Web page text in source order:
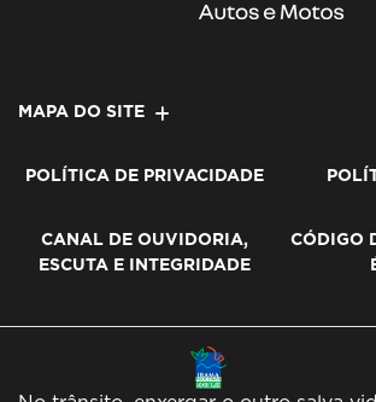
MAPA DO SITE
POLÍTICA DE PRIVACIDADE
CANAL DE OUVIDORIA,
ESCUTA E INTEGRIDADE
CÓDIGO